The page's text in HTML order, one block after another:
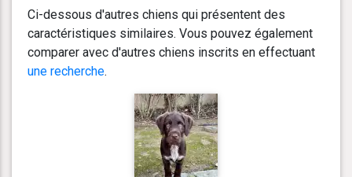
Ci-dessous d'autres chiens qui présentent des
caractéristiques similaires. Vous pouvez également
comparer avec d'autres chiens inscrits en effectuant
une recherche.